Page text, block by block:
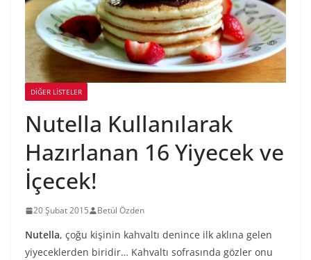
DIĞER LISTELER
Nutella Kullanılarak
Hazırlanan 16 Yiyecek ve
İçecek!
20 Şubat 2015 Betül Özden
Nutella, çoğu kişinin kahvaltı denince ilk aklına gelen
yiyeceklerden biridir… Kahvaltı sofrasında gözler onu